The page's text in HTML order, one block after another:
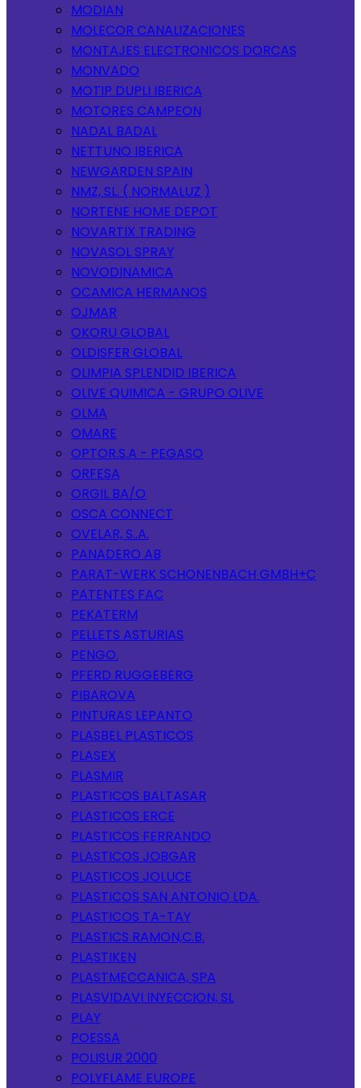
MODIAN
MOLECOR CANALIZACIONES
MONTAJES ELECTRONICOS DORCAS
MONVADO
MOTIP DUPLI IBERICA
MOTORES CAMPEON
NADAL BADAL
NETTUNO IBERICA
NEWGARDEN SPAIN
NMZ, SL. ( NORMALUZ )
NORTENE HOME DEPOT
NOVARTIX TRADING
NOVASOL SPRAY
NOVODINAMICA
OCAMICA HERMANOS
OJMAR
OKORU GLOBAL
OLDISFER GLOBAL
OLIMPIA SPLENDID IBERICA
OLIVE QUIMICA - GRUPO OLIVE
OLMA
OMARE
OPTOR.S.A - PEGASO
ORFESA
ORGIL BA/O
OSCA CONNECT
OVELAR, S..A.
PANADERO AB
PARAT-WERK SCHONENBACH GMBH+C
PATENTES FAC
PEKATERM
PELLETS ASTURIAS
PENGO.
PFERD RUGGEBERG
PIBAROVA
PINTURAS LEPANTO
PLASBEL PLASTICOS
PLASEX
PLASMIR
PLASTICOS BALTASAR
PLASTICOS ERCE
PLASTICOS FERRANDO
PLASTICOS JOBGAR
PLASTICOS JOLUCE
PLASTICOS SAN ANTONIO LDA.
PLASTICOS TA-TAY
PLASTICS RAMON,C.B.
PLASTIKEN
PLASTMECCANICA, SPA
PLASVIDAVI INYECCION, SL
PLAY
POESSA
POLISUR 2000
POLYFLAME EUROPE